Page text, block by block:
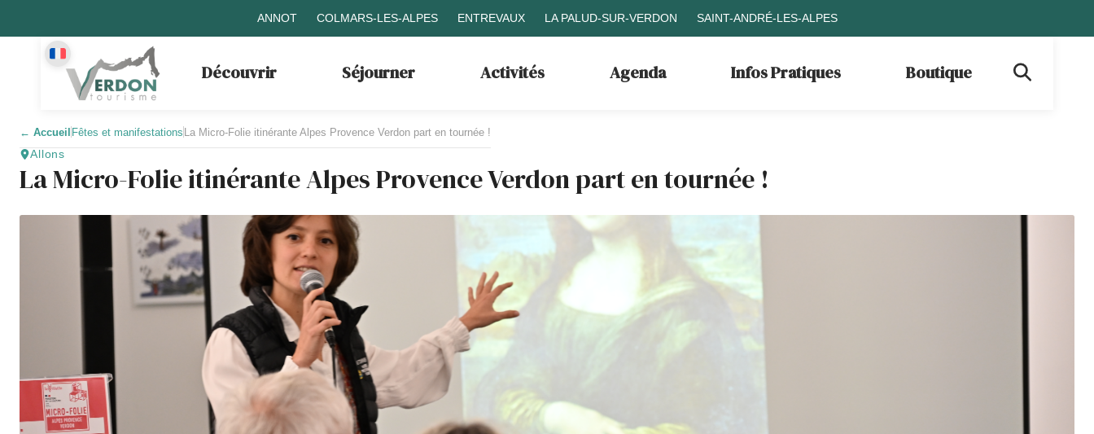
ANNOT COLMARS-LES-ALPES ENTREVAUX LA PALUD-SUR-VERDON SAINT-ANDRÉ-LES-ALPES
Découvrir Séjourner Activités Agenda Infos Pratiques Boutique
← Accueil Fêtes et manifestations La Micro-Folie itinérante Alpes Provence Verdon part en tournée !
Allons
La Micro-Folie itinérante Alpes Provence Verdon part en tournée !